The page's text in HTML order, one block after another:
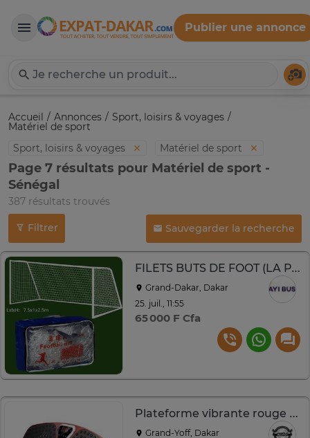
Expat-Dakar
Publier une annonce
Accueil Annonces Sport, loisirs & voyages
Matériel de sport
Sport, loisirs & voyages
Matériel de sport
Page 7 résultats pour Matériel de sport -
Sénégal
387 résultats trouvés
Filtrer Sauvegarder la recherche
FILETS BUTS DE FOOT (LA PAIRE)
Grand-Dakar, Dakar
25. juil., 11:55
65 000 F Cfa
Plateforme vibrante rouge et noir multi-niveaux fitness
Grand-Yoff, Dakar